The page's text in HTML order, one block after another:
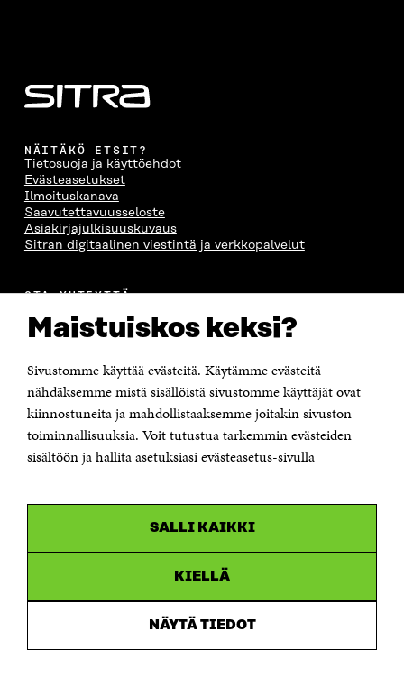
Maistuiskos keksi?
Sivustomme käyttää evästeitä. Käytämme evästeitä
nähdäksemme mistä sisällöistä sivustomme käyttäjät ovat
kiinnostuneita ja mahdollistaaksemme joitakin sivuston
toiminnallisuuksia. Voit tutustua tarkemmin evästeiden
sisältöön ja hallita asetuksiasi evästeasetus-sivulla
SALLI KAIKKI
KIELLÄ
NÄYTÄ TIEDOT
NÄITÄKÖ ETSIT?
Tietosuoja ja käyttöehdot
Evästeasetukset
Ilmoituskanava
Saavutettavuusseloste
Asiakirjajulkisuuskuvaus
Sitran digitaalinen viestintä ja verkkopalvelut
OTA YHTEYTTÄ
Itämerenkatu 11-13, PL 160,
00181 Helsinki
Puhelin +358 294 618 991
Sähköpostiosoite
Saapumisohjeet
Y-tunnus 0202132-3
uudessa
ikkunassaInstagram